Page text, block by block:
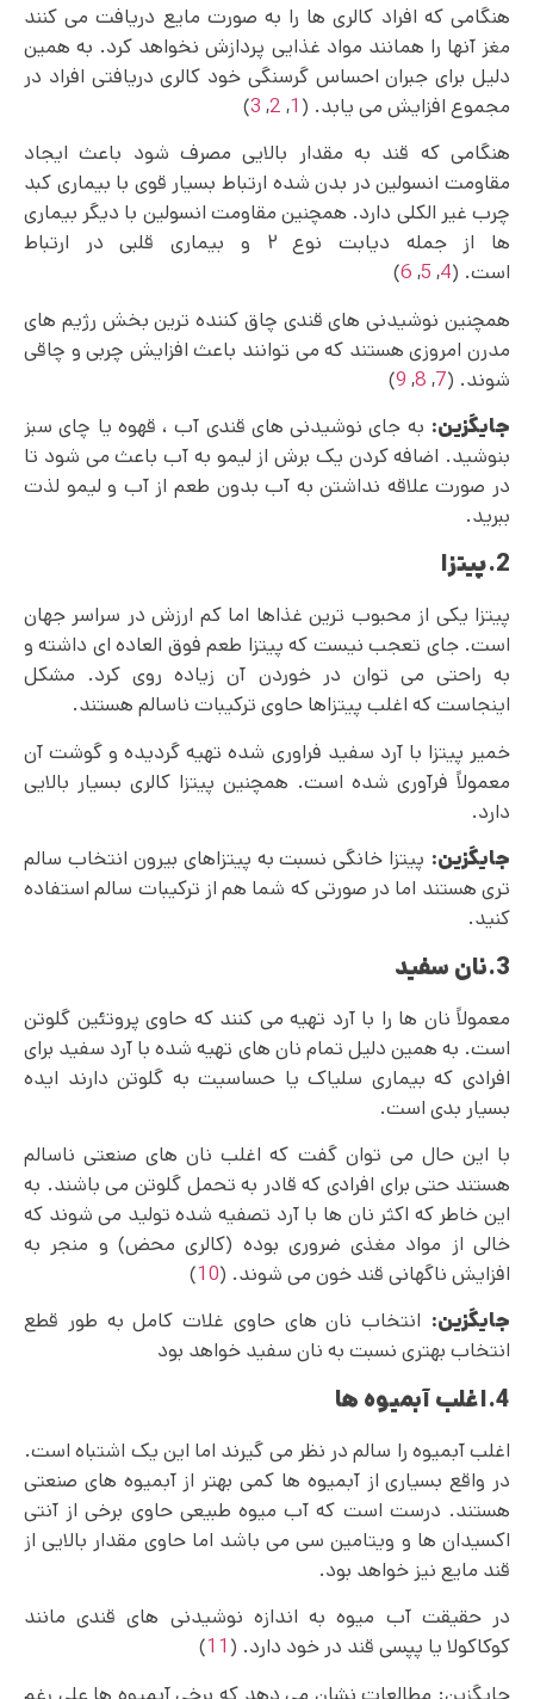
هنگامی که افراد کالری ها را به صورت مایع دریافت می کنند
مغز آنها را همانند مواد غذایی پردازش نخواهد کرد. به همین
دلیل برای جبران احساس گرسنگی خود کالری دریافتی افراد در
مجموع افزایش می یابد. ( 1
,
2
,
3
)
هنگامی که قند به مقدار بالایی مصرف شود باعث ایجاد
مقاومت انسولین در بدن شده ارتباط بسیار قوی با بیماری کبد
چرب غیر الکلی دارد. همچنین مقاومت انسولین با دیگر بیماری
ها از جمله دیابت نوع ۲ و بیماری قلبی در ارتباط
است. (4
,
5
,
6
)
همچنین نوشیدنی های قندی چاق کننده ترین بخش رژیم های
مدرن امروزی هستند که می‌ توانند باعث افزایش چربی و چاقی
شوند. (7
,
8
,
9
)
جایگزین: به جای نوشیدنی های قندی آب ، قهوه یا چای سبز
بنوشید. اضافه کردن یک برش از لیمو به آب باعث می شود تا
در صورت علاقه نداشتن به آب بدون طعم از آب و لیمو لذت
ببرید.
2.پیتزا
پیتزا یکی از محبوب ترین غذاها اما کم ارزش در سراسر جهان
است. جای تعجب نیست که پیتزا طعم فوق العاده ای داشته و
به راحتی می‌ توان در خوردن آن زیاده روی کرد. مشکل
اینجاست که اغلب پیتزاها حاوی ترکیبات ناسالم هستند.
خمیر پیتزا با آرد سفید فراوری شده تهیه گردیده و گوشت آن
معمولاً فرآوری شده است. همچنین پیتزا کالری بسیار بالایی
دارد.
جایگزین: پیتزا خانگی نسبت به پیتزاهای بیرون انتخاب سالم
تری هستند اما در صورتی که شما هم از ترکیبات سالم استفاده
کنید.
3.نان سفید
معمولاً نان ها را با آرد تهیه می کنند که حاوی پروتئین گلوتن
است. به همین دلیل تمام نان های تهیه شده با آرد سفید برای
افرادی که بیماری سلیاک یا حساسیت به گلوتن دارند ایده
بسیار بدی است.
با این حال می توان گفت که اغلب نان های صنعتی ناسالم
هستند حتی برای افرادی که قادر به تحمل گلوتن می باشند. به
این خاطر که اکثر نان ها با آرد تصفیه شده تولید می شوند که
خالی از مواد مغذی ضروری بوده (کالری محض) و منجر به
افزایش ناگهانی قند خون می شوند. (10
)
جایگزین: انتخاب نان های حاوی غلات کامل به طور قطع
انتخاب بهتری نسبت به نان سفید خواهد بود
4.اغلب آبمیوه ها
اغلب آبمیوه را سالم در نظر می گیرند اما این یک اشتباه است.
در واقع بسیاری از آبمیوه ها کمی بهتر از آبمیوه های صنعتی
هستند. درست است که آب میوه طبیعی حاوی برخی از آنتی
اکسیدان ها و ویتامین سی می باشد اما حاوی مقدار بالایی از
قند مایع نیز خواهد بود.
در حقیقت آب میوه به اندازه نوشیدنی های قندی مانند
کوکاکولا یا پپسی قند در خود دارد. ( 11
)